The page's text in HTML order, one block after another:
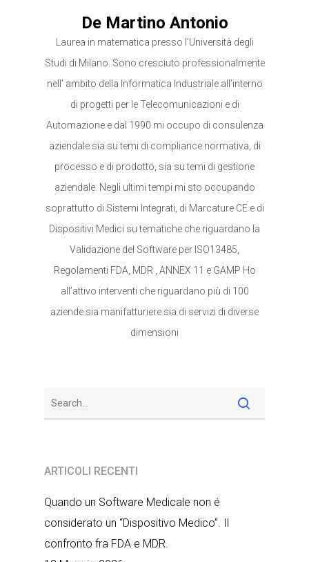
De Martino Antonio
Laurea in matematica presso l’Università degli
Studi di Milano. Sono cresciuto professionalmente
nell’ ambito della Informatica Industriale all’interno
di progetti per le Telecomunicazioni e di
Automazione e dal 1990 mi occupo di consulenza
aziendale sia su temi di compliance normativa, di
processo e di prodotto, sia su temi di gestione
aziendale. Negli ultimi tempi mi sto occupando
soprattutto di Sistemi Integrati, di Marcature CE e di
Dispositivi Medici su tematiche che riguardano la
Validazione del Software per ISO13485,
Regolamenti FDA, MDR , ANNEX 11 e GAMP Ho
all’attivo interventi che riguardano più di 100
aziende sia manifatturiere sia di servizi di diverse
dimensioni
ARTICOLI RECENTI
Quando un Software Medicale non é
considerato un “Dispositivo Medico”. Il
confronto fra FDA e MDR.